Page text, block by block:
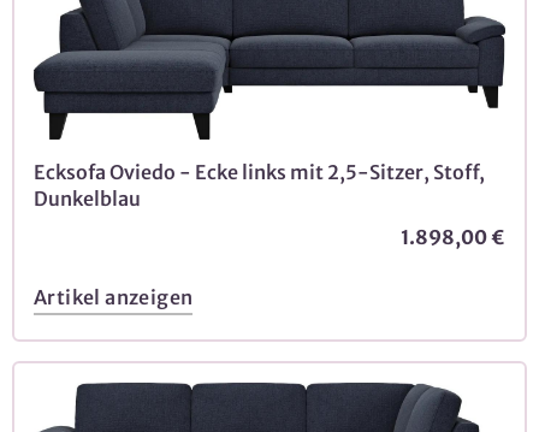
Ecksofa Oviedo - Ecke links mit 2,5-Sitzer, Stoff,
Dunkelblau
1.898,00 €
Artikel anzeigen